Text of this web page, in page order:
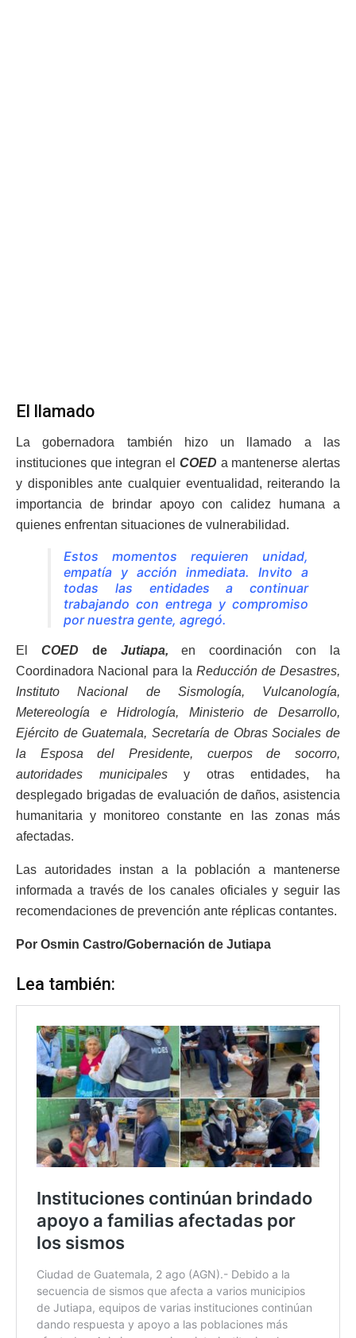
El llamado
La gobernadora también hizo un llamado a las
instituciones que integran el COED a mantenerse alertas
y disponibles ante cualquier eventualidad, reiterando la
importancia de brindar apoyo con calidez humana a
quienes enfrentan situaciones de vulnerabilidad.
Estos momentos requieren unidad,
empatía y acción inmediata. Invito a
todas las entidades a continuar
trabajando con entrega y compromiso
por nuestra gente, agregó.
El COED deJutiapa, en coordinación con la
Coordinadora Nacional para la Reducción de Desastres,
Instituto Nacional de Sismología, Vulcanología,
Metereología e Hidrología, Ministerio de Desarrollo,
Ejército de Guatemala, Secretaría de Obras Sociales de
la Esposa del Presidente, cuerpos de socorro,
autoridades municipalesy otras entidades, ha
desplegado brigadas de evaluación de daños, asistencia
humanitaria y monitoreo constante en las zonas más
afectadas.
Las autoridades instan a la población a mantenerse
informada a través de los canales oficiales y seguir las
recomendaciones de prevención ante réplicas contantes.
Por Osmin Castro/Gobernación de Jutiapa
Lea también: